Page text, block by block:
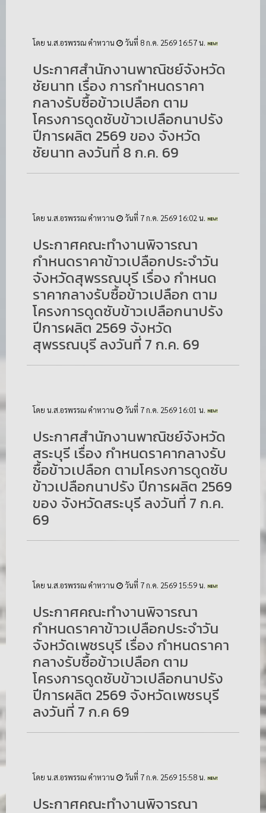
โดย น.ส.อรพรรณ คำหวาน วันที่ 8 ก.ค. 2569 16:57 น.
ประกาศสำนักงานพาณิชย์จังหวัด
ชัยนาท เรื่อง การกำหนดราคา
กลางรับซื้อข้าวเปลือก ตาม
โครงการดูดซับข้าวเปลือกนาปรัง
ปีการผลิต 2569 ของ จังหวัด
ชัยนาท ลงวันที่ 8 ก.ค. 69
โดย น.ส.อรพรรณ คำหวาน วันที่ 7 ก.ค. 2569 16:02 น.
ประกาศคณะทำงานพิจารณา
กำหนดราคาข้าวเปลือกประจำวัน
จังหวัดสุพรรณบุรี เรื่อง กำหนด
ราคากลางรับซื้อข้าวเปลือก ตาม
โครงการดูดซับข้าวเปลือกนาปรัง
ปีการผลิต 2569 จังหวัด
สุพรรณบุรี ลงวันที่ 7 ก.ค. 69
โดย น.ส.อรพรรณ คำหวาน วันที่ 7 ก.ค. 2569 16:01 น.
ประกาศสำนักงานพาณิชย์จังหวัด
สระบุรี เรื่อง กำหนดราคากลางรับ
ซื้อข้าวเปลือก ตามโครงการดูดซับ
ข้าวเปลือกนาปรัง ปีการผลิต 2569
ของ จังหวัดสระบุรี ลงวันที่ 7 ก.ค.
69
โดย น.ส.อรพรรณ คำหวาน วันที่ 7 ก.ค. 2569 15:59 น.
ประกาศคณะทำงานพิจารณา
กำหนดราคาข้าวเปลือกประจำวัน
จังหวัดเพชรบุรี เรื่อง กำหนดราคา
กลางรับซื้อข้าวเปลือก ตาม
โครงการดูดซับข้าวเปลือกนาปรัง
ปีการผลิต 2569 จังหวัดเพชรบุรี
ลงวันที่ 7 ก.ค 69
โดย น.ส.อรพรรณ คำหวาน วันที่ 7 ก.ค. 2569 15:58 น.
ประกาศคณะทำงานพิจารณา